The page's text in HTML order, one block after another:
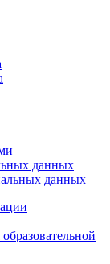
данных
данных